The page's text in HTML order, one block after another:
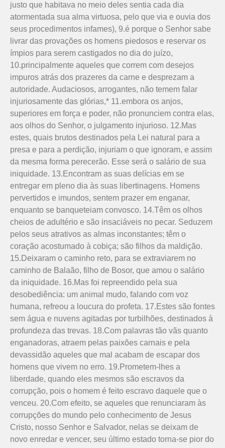
justo que habitava no meio deles sentia cada dia
atormentada sua alma virtuosa, pelo que via e ouvia dos
seus procedimentos infames), 9.é porque o Senhor sabe
livrar das provações os homens piedosos e reservar os
ímpios para serem castigados no dia do juízo,
10.principalmente aqueles que correm com desejos
impuros atrás dos prazeres da carne e desprezam a
autoridade. Audaciosos, arrogantes, não temem falar
injuriosamente das glórias,* 11.embora os anjos,
superiores em força e poder, não pronunciem contra elas,
aos olhos do Senhor, o julgamento injurioso. 12.Mas
estes, quais brutos destinados pela Lei natural para a
presa e para a perdição, injuriam o que ignoram, e assim
da mesma forma perecerão. Esse será o salário de sua
iniquidade. 13.Encontram as suas delícias em se
entregar em pleno dia às suas libertinagens. Homens
pervertidos e imundos, sentem prazer em enganar,
enquanto se banqueteiam convosco. 14.Têm os olhos
cheios de adultério e são insaciáveis no pecar. Seduzem
pelos seus atrativos as almas inconstantes; têm o
coração acostumado à cobiça; são filhos da maldição.
15.Deixaram o caminho reto, para se extraviarem no
caminho de Balaão, filho de Bosor, que amou o salário
da ini­quidade. 16.Mas foi repreendido pela sua
desobediência: um animal mudo, falando com voz
humana, refreou a loucura do profeta. 17.Estes são fontes
sem água e nuvens agitadas por turbilhões, destinados à
profundeza das trevas. 18.Com palavras tão vãs quanto
enganadoras, atraem pelas paixões carnais e pela
devassidão aqueles que mal acabam de escapar dos
homens que vivem no erro. 19.Prometem-lhes a
liberdade, quando eles mesmos são escravos da
corrupção,­ pois o homem é feito escravo daquele que o
venceu. 20.Com efeito, se aqueles que renunciaram às
corrupções do mundo pelo conhecimento de Jesus
Cristo, nosso Senhor e Salvador, nelas se deixam de
novo enredar e vencer, seu último estado torna-se pior do